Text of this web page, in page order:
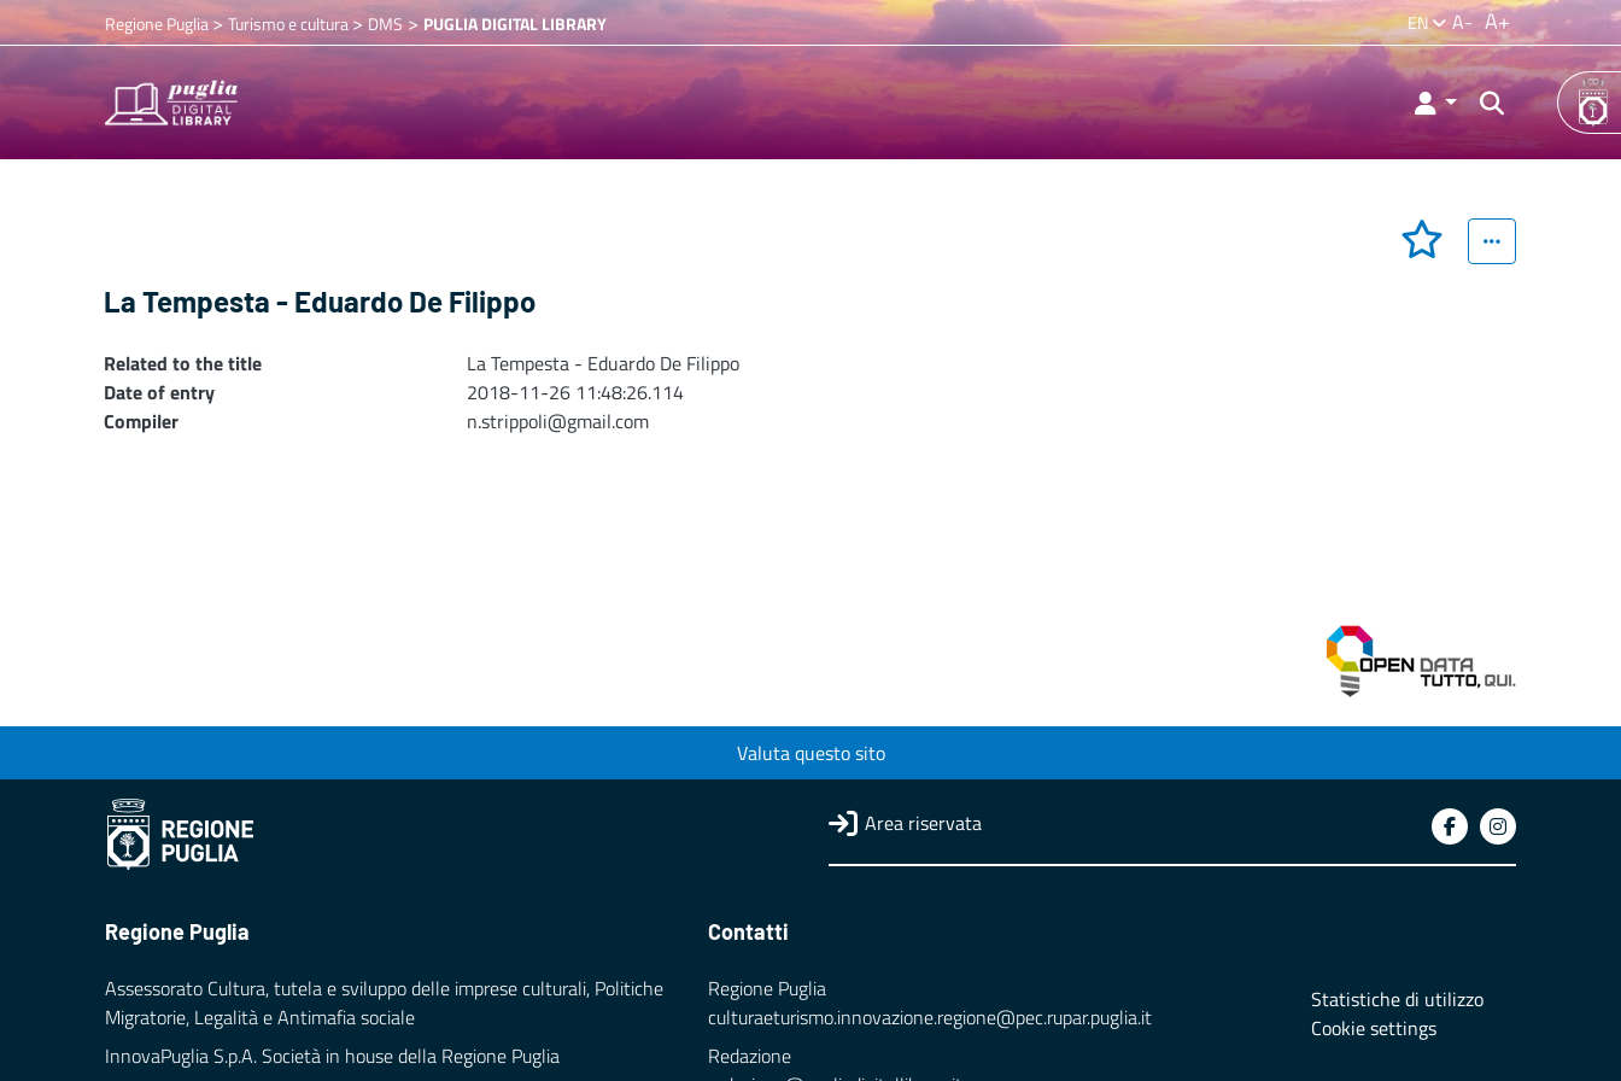
Regione Puglia> Turismo e cultura>DMS > PUGLIA DIGITAL LIBRARY EN A- A+
La Tempesta - Eduardo De Filippo
Related to the title
La Tempesta - Eduardo De Filippo
Date of entry
2018-11-26 11:48:26.114
Compiler
n.strippoli@gmail.com
Valuta questo sito
Area riservata
Regione Puglia
Assessorato Cultura, tutela e sviluppo delle imprese culturali, Politiche
Migratorie, Legalità e Antimafia sociale
InnovaPuglia S.p.A. Società in house della Regione Puglia
Contatti
Regione Puglia
culturaeturismo.innovazione.regione@pec.rupar.puglia.it
Redazione
Statistiche di utilizzo
Cookie settings